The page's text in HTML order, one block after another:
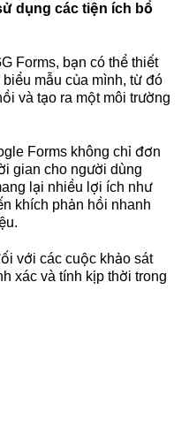
dụng các tiện ích bổ
Forms, bạn có thể thiết
mẫu của mình, từ đó
và tạo ra một môi trường
Forms không chỉ đơn
gian cho người dùng
lại nhiều lợi ích như
khích phản hồi nhanh
với các cuộc khảo sát
xác và tính kịp thời trong